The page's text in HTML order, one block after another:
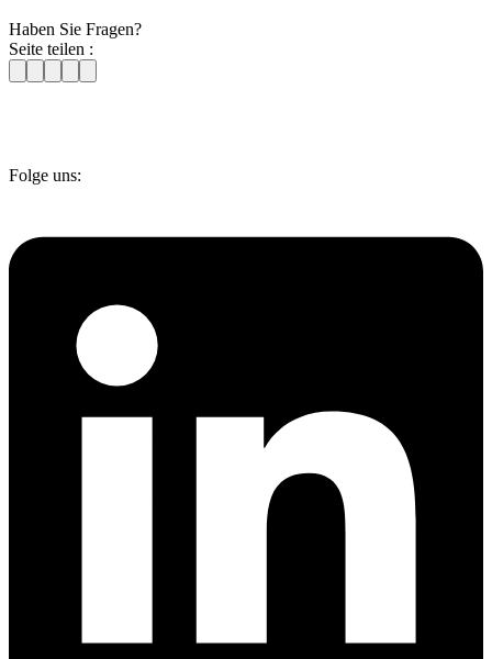
Haben Sie Fragen?
Seite teilen :
Folge uns: